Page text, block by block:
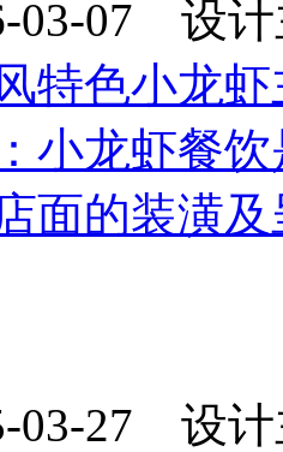
03-07 设
特色小龙
小龙虾餐
面的装潢
03-27 设